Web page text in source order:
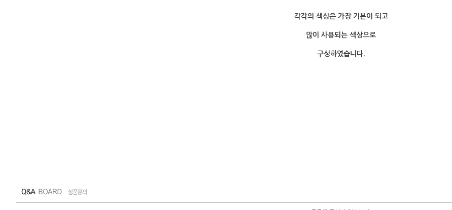
각각의 색상은 가장 기본이 되고
많이 사용되는 색상으로
구성하였습니다.